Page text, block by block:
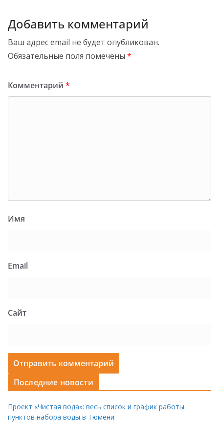
Добавить комментарий
Ваш адрес email не будет опубликован.
Обязательные поля помечены *
Комментарий *
Имя
Email
Сайт
Последние новости
Проект «Чистая вода»: весь список и график работы
пунктов набора воды в Тюмени